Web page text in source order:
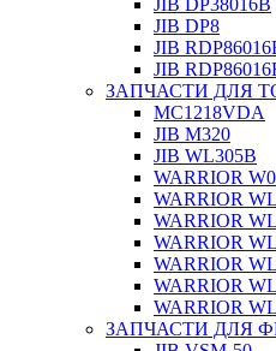
JIB DP38016B
JIB DP8
JIB
JIB
ЗАПЧАСТИ ДЛЯ
MC1218VDA
JIB M320
JIB WL305B
WARRIOR
WARRIOR
WARRIOR
WARRIOR
WARRIOR
WARRIOR
WARRIOR
ЗАПЧАСТИ ДЛЯ